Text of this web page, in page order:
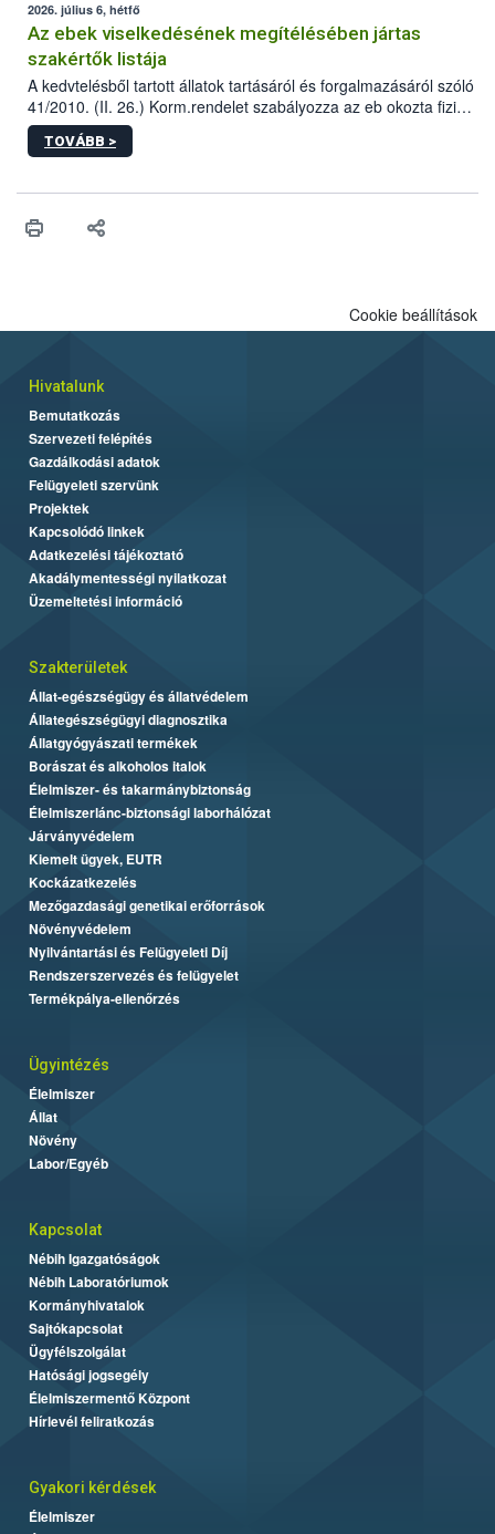
2026. július 6, hétfő
Az ebek viselkedésének megítélésében jártas
szakértők listája
A kedvtelésből tartott állatok tartásáról és forgalmazásáról szóló
41/2010. (II. 26.) Korm.rendelet szabályozza az eb okozta fizikai
sérülés, illetve ennek veszélye keletkezésekor felmerülő
hatósági feladatokat, valamint a veszélyes eb tartását és annak
vonni az ebek viselkedésének megítélésében jártas szakértőt.
TOVÁBB >
Cookie beállítások
Hivatalunk
Bemutatkozás
Szervezeti felépítés
Gazdálkodási adatok
Felügyeleti szervünk
Projektek
Kapcsolódó linkek
Adatkezelési tájékoztató
Akadálymentességi nyilatkozat
Üzemeltetési információ
Szakterületek
Állat-egészségügy és állatvédelem
Állategészségügyi diagnosztika
Állatgyógyászati termékek
Borászat és alkoholos italok
Élelmiszer- és takarmánybiztonság
Élelmiszerlánc-biztonsági laborhálózat
Járványvédelem
Kiemelt ügyek, EUTR
Kockázatkezelés
Mezőgazdasági genetikai erőforrások
Növényvédelem
Nyilvántartási és Felügyeleti Díj
Rendszerszervezés és felügyelet
Termékpálya-ellenőrzés
Ügyintézés
Élelmiszer
Állat
Növény
Labor/Egyéb
Kapcsolat
Nébih Igazgatóságok
Nébih Laboratóriumok
Kormányhivatalok
Sajtókapcsolat
Ügyfélszolgálat
Hatósági jogsegély
Élelmiszermentő Központ
Hírlevél feliratkozás
Gyakori kérdések
Élelmiszer